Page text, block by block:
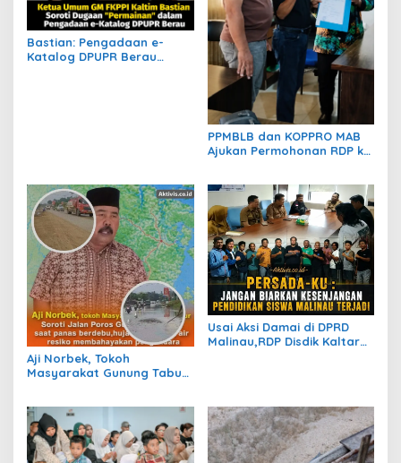
Bastian: Pengadaan e-
Katalog DPUPR Berau
PPMBLB dan KOPPRO MAB
Ajukan Permohonan RDP ke
Aji Norbek, Tokoh
Masyarakat Gunung Tabur,
Dikeluhkan Warga
Usai Aksi Damai di DPRD
Malinau,RDP Disdik Kaltara